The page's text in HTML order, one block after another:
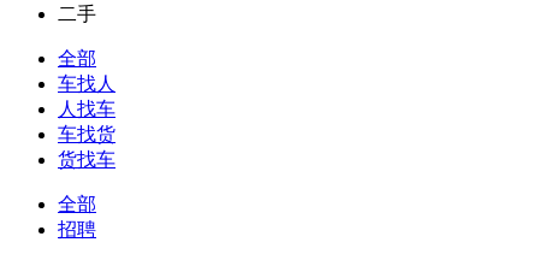
二手
全部
车找人
人找车
车找货
货找车
全部
招聘